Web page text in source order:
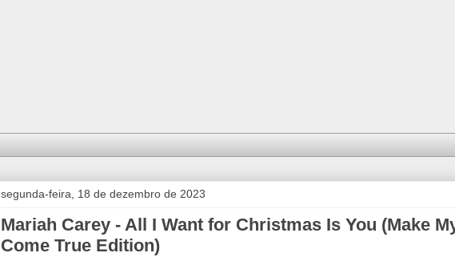
segunda-feira, 18 de dezembro de 2023
Mariah Carey - All I Want for Christmas Is You (Make
Come True Edition)